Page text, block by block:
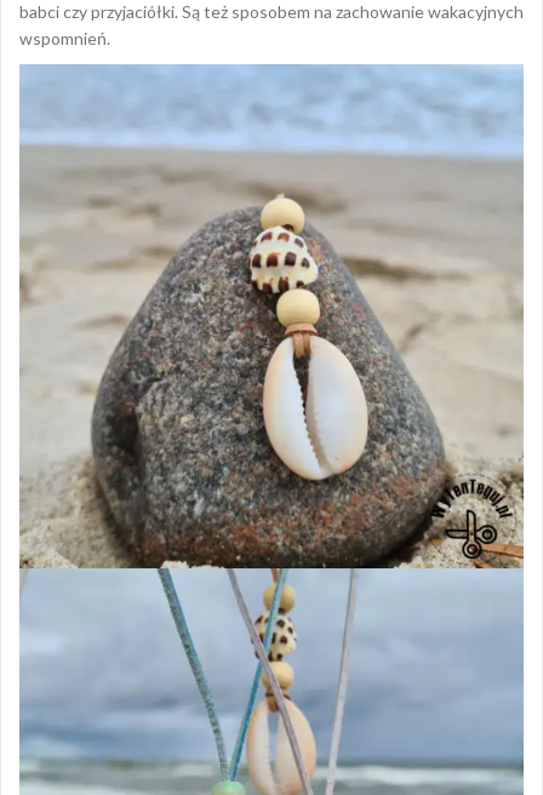
babci czy przyjaciółki. Są też sposobem na zachowanie wakacyjnych
wspomnień.